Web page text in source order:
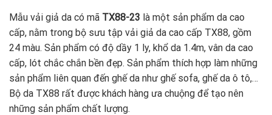
Mẫu vải giả da có mã TX88-23 là một sản phẩm da cao
cấp, nằm trong bộ sưu tập vải giả da cao cấp TX88, gồm
24 màu. Sản phẩm có độ dầy 1 ly, khổ da 1.4m, vân da cao
cấp, lót chắc chắn bền đẹp. Sản phẩm thích hợp làm những
sản phẩm liên quan đến ghế da như ghế sofa, ghế da ô tô,…
Bộ da TX88 rất được khách hàng ưa chuộng để tạo nên
những sản phẩm chất lượng.